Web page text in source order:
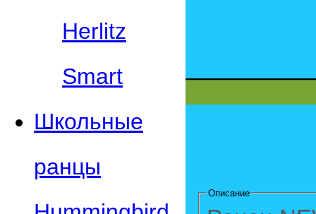
Herlitz
Smart
Школьные
ранцы
Описание